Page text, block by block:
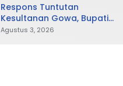
Respons Tuntutan
Kesultanan Gowa, Bupati
Husniah Buka Peluang
Agustus 3, 2026